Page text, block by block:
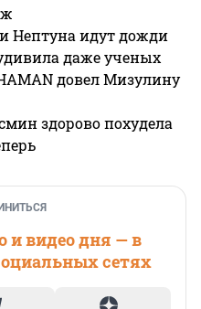
Нептуна идут дожди
даже ученых
довел Мизулину
здорово похудела
и видео дня — в
сетях